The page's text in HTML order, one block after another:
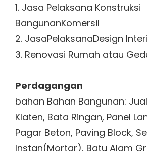
1. Jasa Pelaksana Konstruksi
BangunanKomersil
2. JasaPelaksanaDesign
3. Renovasi Rumah atau
Perdagangan
bahan Bahan Bangunan:
Klaten, Bata Ringan, Panel
Pagar Beton, Paving Block,
Instan(Mortar), Batu Alam